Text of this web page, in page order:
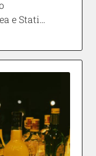
e Stati…